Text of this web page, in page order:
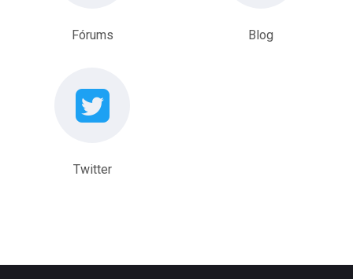
Fórums Blog
Twitter